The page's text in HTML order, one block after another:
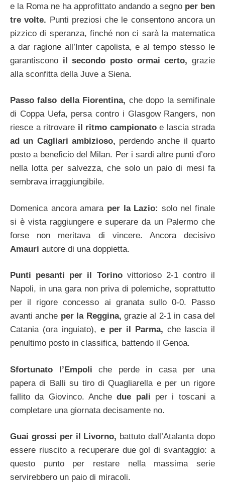
e la Roma ne ha approfittato andando a segno per ben
tre volte. Punti preziosi che le consentono ancora un
pizzico di speranza, finché non ci sarà la matematica
a dar ragione all’Inter capolista, e al tempo stesso le
garantiscono il secondo posto ormai certo,grazie
alla sconfitta della Juve a Siena.
Passo falso della Fiorentina, che dopo la semifinale
di Coppa Uefa, persa contro i Glasgow Rangers, non
riesce a ritrovare il ritmo campionatoe lascia strada
ad un Cagliari ambizioso, perdendo anche il quarto
posto a beneficio del Milan. Per i sardi altre punti d’oro
nella lotta per salvezza, che solo un paio di mesi fa
sembrava irraggiungibile.
Domenica ancora amara per la Lazio: solo nel finale
si è vista raggiungere e superare da un Palermo che
forse non meritava di vincere. Ancora decisivo
Amauri autore di una doppietta.
Punti pesanti per il Torinovittorioso 2-1 contro il
Napoli, in una gara non priva di polemiche, soprattutto
per il rigore concesso ai granata sullo 0-0. Passo
avanti anche per la Reggina, grazie al 2-1 in casa del
Catania (ora inguiato), e per il Parma, che lascia il
penultimo posto in classifica, battendo il Genoa.
Sfortunato l’Empoliche perde in casa per una
papera di Balli su tiro di Quagliarella e per un rigore
fallito da Giovinco. Anche due pali per i toscani a
completare una giornata decisamente no.
Guai grossi per il Livorno, battuto dall’Atalanta dopo
essere riuscito a recuperare due gol di svantaggio: a
questo punto per restare nella massima serie
servirebbero un paio di miracoli.